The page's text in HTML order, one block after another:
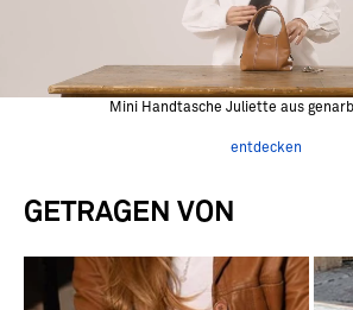
Mini Handtasche Juliette aus
entdecken
GETRAGEN VON